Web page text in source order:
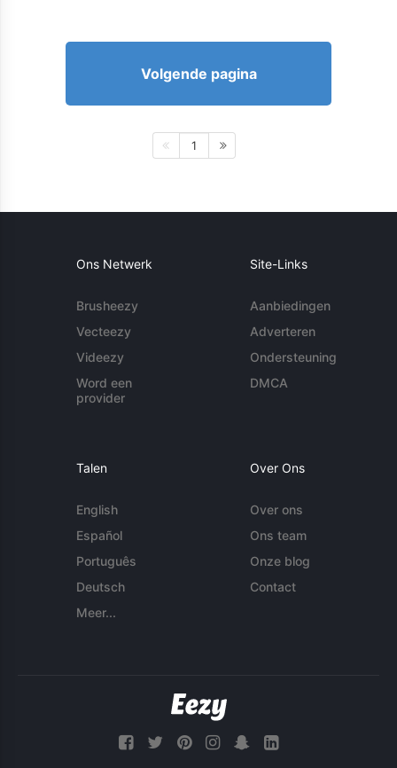
Volgende pagina
1
Ons Netwerk
Brusheezy
Vecteezy
Videezy
Word een
provider
Site-Links
Aanbiedingen
Adverteren
Ondersteuning
DMCA
Talen
English
Español
Português
Deutsch
Meer...
Over Ons
Over ons
Ons team
Onze blog
Contact